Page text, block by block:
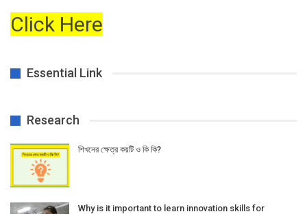
Click Here
Essential Link
Research
শিখনের ক্ষেত্র কয়টি ও কি কি?
Why is it important to learn innovation skills for